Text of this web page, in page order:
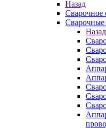
Назад
Сварочное
Сварочные
Назад